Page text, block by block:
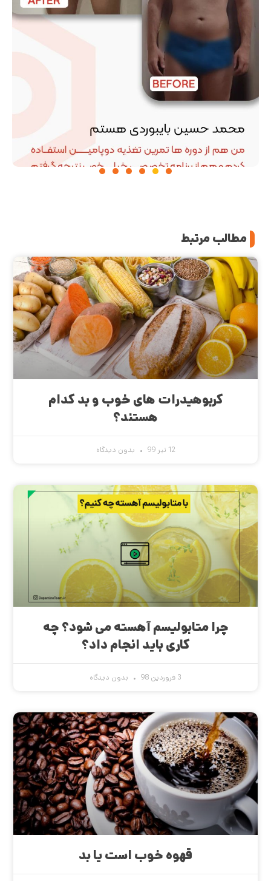
مطالب مرتبط
کربوهیدرات های خوب و بد کدام
هستند؟
12 تیر 99 بدون دیدگاه
چرا متابولیسم آهسته می شود؟ چه
کاری باید انجام داد؟
3 فروردین 98 بدون دیدگاه
قهوه خوب است یا بد